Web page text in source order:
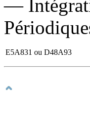
—
E5A831 ou D48A93